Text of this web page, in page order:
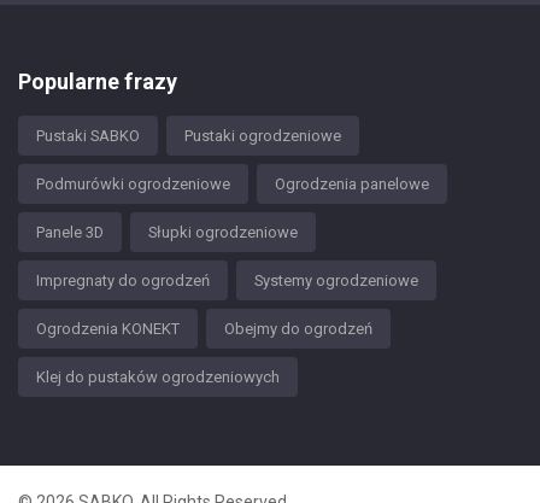
Popularne frazy
Pustaki SABKO Pustaki ogrodzeniowe
Podmurówki ogrodzeniowe Ogrodzenia panelowe
Panele 3D Słupki ogrodzeniowe
Impregnaty do ogrodzeń Systemy ogrodzeniowe
Ogrodzenia KONEKT Obejmy do ogrodzeń
Klej do pustaków ogrodzeniowych